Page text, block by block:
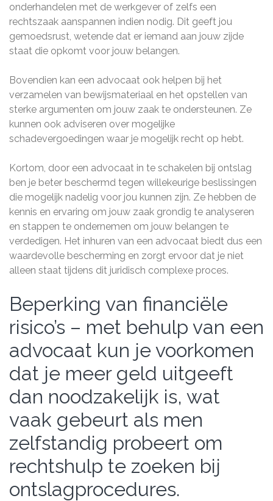
onderhandelen met de werkgever of zelfs een
rechtszaak aanspannen indien nodig. Dit geeft jou
gemoedsrust, wetende dat er iemand aan jouw zijde
staat die opkomt voor jouw belangen.
Bovendien kan een advocaat ook helpen bij het
verzamelen van bewijsmateriaal en het opstellen van
sterke argumenten om jouw zaak te ondersteunen. Ze
kunnen ook adviseren over mogelijke
schadevergoedingen waar je mogelijk recht op hebt.
Kortom, door een advocaat in te schakelen bij ontslag
ben je beter beschermd tegen willekeurige beslissingen
die mogelijk nadelig voor jou kunnen zijn. Ze hebben de
kennis en ervaring om jouw zaak grondig te analyseren
en stappen te ondernemen om jouw belangen te
verdedigen. Het inhuren van een advocaat biedt dus een
waardevolle bescherming en zorgt ervoor dat je niet
alleen staat tijdens dit juridisch complexe proces.
Beperking van financiële
risico’s – met behulp van een
advocaat kun je voorkomen
dat je meer geld uitgeeft
dan noodzakelijk is, wat
vaak gebeurt als men
zelfstandig probeert om
rechtshulp te zoeken bij
ontslagprocedures.